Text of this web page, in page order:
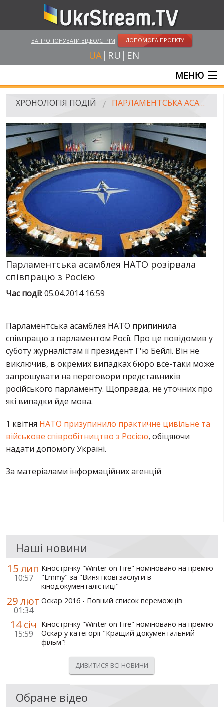
ЗАПРОПОНУВАТИ ВІДЕО/СТРІМ ДОПОМОГА ПРОЕКТУ
UA RU EN
МЕНЮ
ГОЛОВНА
ВІДЕО
РОСІЙСЬКО-УКРАЇНСЬКА ВІЙНА
"WINTER ON FIRE"
ХРОНОЛОГІЯ ЄВРОМАЙДАНУ
ПОСЛУГИ
ХРОНОЛОГІЯ ПОДІЙ ПАРЛАМЕНТСЬКА АСАМБЛЕЯ НАТО РОЗІРВАЛА СПІВПРАЦЮ З РОСІЄЮ
Парламентська асамблея НАТО розірвала
співпрацю з Росією
Час події:05.04.2014 16:59
Парламентська асамблея НАТО припинила
співпрацю з парламентом Росії. Про це повідомив у
суботу журналістам її президент Г'ю Бейлі. Він не
виключив, в окремих випадках бюро все-таки може
запрошувати на переговори представників
російського парламенту. Щоправда, не уточних про
які випадки йде мова.
1 квітня НАТО призупинило практичне цивільне та
військове співробітництво з Росією, обіцяючи
надати допомогу Україні.
За матеріалами інформаційних агенцій
Наші новини
15 лип
10:57
Кінострічку "Winter on Fire" номіновано на премію
"Emmy" за "Виняткові заслуги в
кінодокументалістиці"
29 лют
01:34
Оскар 2016 - Повний список переможців
14 січ
15:59
Кінострічку "Winter on Fire" номіновано на премію
Оскар у категорії "Кращий документальний
фільм"!
ДИВИТИСЯ ВСІ НОВИНИ
Обране відео